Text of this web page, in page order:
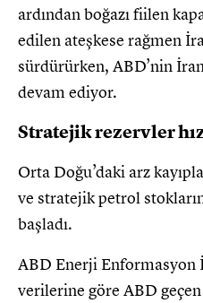
ardından boğazı fiilen
edilen ateşkese rağmen
sürdürürken, ABD’nin İran
devam ediyor.
Stratejik rezervler
Orta Doğu’daki arz
ve stratejik petrol
başladı.
ABD Enerji Enformasyon
verilerine göre ABD